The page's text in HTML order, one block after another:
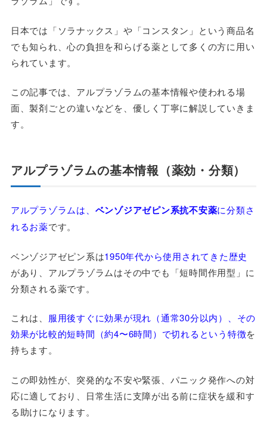
日本では「ソラナックス」や「コンスタン」という商品名
でも知られ、心の負担を和らげる薬として多くの方に用い
られています。
この記事では、アルプラゾラムの基本情報や使われる場
面、製剤ごとの違いなどを、優しく丁寧に解説していきま
す。
アルプラゾラムの基本情報（薬効・分類）
アルプラゾラムは、 ベンゾジアゼピン系抗不安薬に分類さ
れるお薬です。
ベンゾジアゼピン系は1950年代から使用されてきた歴史
があり、アルプラゾラムはその中でも「短時間作用型」に
分類される薬です。
これは、 服用後すぐに効果が現れ（通常30分以内）、その
効果が比較的短時間（約4〜6時間）で切れるという特徴を
持ちます。
この即効性が、突発的な不安や緊張、パニック発作への対
応に適しており、日常生活に支障が出る前に症状を緩和す
る助けになります。